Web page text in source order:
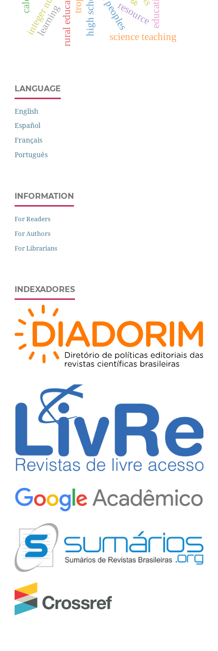
rural education high school resource
science teaching
learning
LANGUAGE
English
Español
Français
Português
INFORMATION
For Readers
For Authors
For Librarians
INDEXADORES